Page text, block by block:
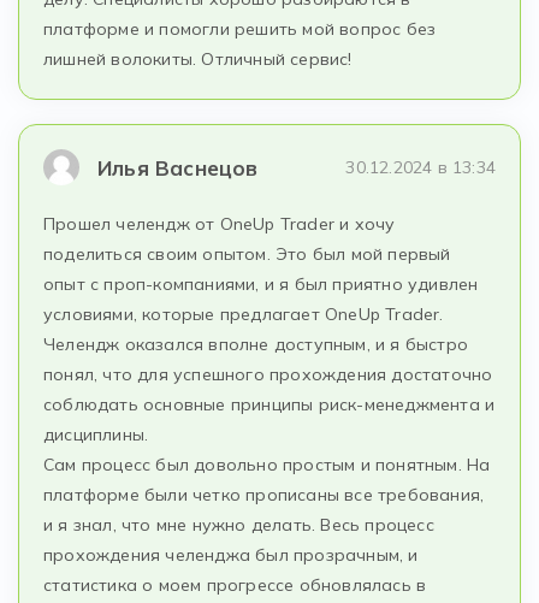
платформе и помогли решить мой вопрос без
лишней волокиты. Отличный сервис!
Илья Васнецов 30.12.2024 в 13:34
Прошел челендж от OneUp Trader и хочу
поделиться своим опытом. Это был мой первый
опыт с проп-компаниями, и я был приятно удивлен
условиями, которые предлагает OneUp Trader.
Челендж оказался вполне доступным, и я быстро
понял, что для успешного прохождения достаточно
соблюдать основные принципы риск-менеджмента и
дисциплины.
Сам процесс был довольно простым и понятным. На
платформе были четко прописаны все требования,
и я знал, что мне нужно делать. Весь процесс
прохождения челенджа был прозрачным, и
статистика о моем прогрессе обновлялась в